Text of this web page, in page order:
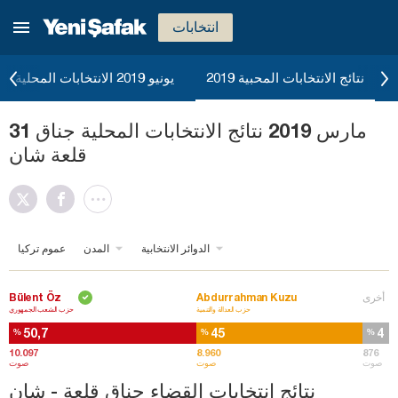
انتخابات
يونيو 2019 الانتخابات المحلية نتائج الانتخابات المحبية 2019
31 مارس 2019 نتائج الانتخابات المحلية جناق
قلعة شان
عموم تركيا المدن الدوائر الانتخابية
Bülent Öz
حزب الشعب الجمهوري
%50,7
10.097
صوت
Abdurrahman Kuzu
حزب العدالة والتنمية
% 45
8.960
صوت
أخرى
% 4
876
صوت
نتائج انتخابات القضاء جناق قلعة - شان